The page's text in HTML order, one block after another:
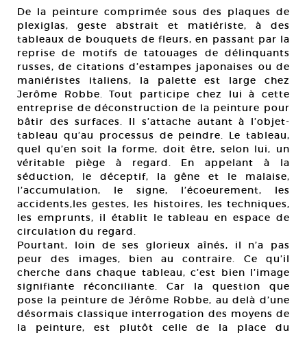
De la peinture comprimée sous des plaques de
plexiglas, geste abstrait et matiériste, à des
tableaux de bouquets de fleurs, en passant par la
reprise de motifs de tatouages de délinquants
russes, de citations d’estampes japonaises ou de
maniéristes italiens, la palette est large chez
Jerôme Robbe. Tout participe chez lui à cette
entreprise de déconstruction de la peinture pour
bâtir des surfaces. Il s’attache autant à l’objet-
tableau qu’au processus de peindre. Le tableau,
quel qu’en soit la forme, doit être, selon lui, un
véritable piège à regard. En appelant à la
séduction, le déceptif, la gêne et le malaise,
l’accumulation, le signe, l’écoeurement, les
accidents,les gestes, les histoires, les techniques,
les emprunts, il établit le tableau en espace de
circulation du regard.
Pourtant, loin de ses glorieux aînés, il n’a pas
peur des images, bien au contraire. Ce qu’il
cherche dans chaque tableau, c’est bien l’image
signifiante réconciliante. Car la question que
pose la peinture de Jérôme Robbe, au delà d’une
désormais classique interrogation des moyens de
la peinture, est plutôt celle de la place du